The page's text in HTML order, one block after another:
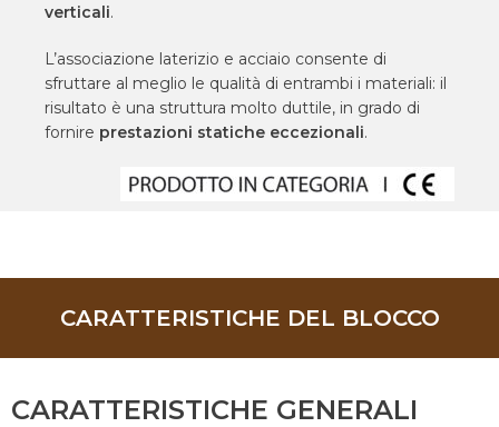
verticali.
L’associazione laterizio e acciaio consente di
sfruttare al meglio le qualità di entrambi i materiali: il
risultato è una struttura molto duttile, in grado di
fornire prestazioni statiche eccezionali.
CARATTERISTICHE DEL BLOCCO
CARATTERISTICHE GENERALI